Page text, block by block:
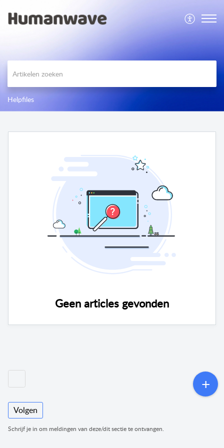
Helpfiles
Geen articles gevonden
Volgen
Schrijf je in om meldingen van deze/dit sectie te ontvangen.